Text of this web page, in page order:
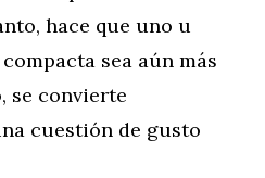
hace que uno u
sea aún más
se convierte
cuestión de gusto